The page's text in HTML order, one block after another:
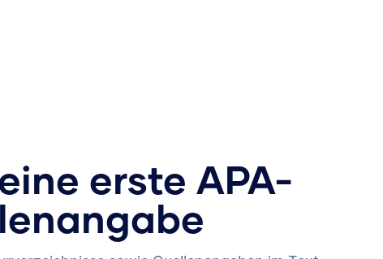
erste APA-